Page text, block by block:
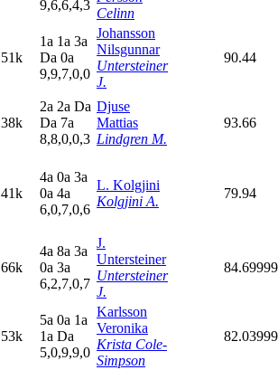
9,6,6,4,3
Celinn
51k
1a 1a 3a
Da 0a
9,9,7,0,0
Johansson
Nilsgunnar
Untersteiner
J.
90.44
38k
2a 2a Da
Da 7a
8,8,0,0,3
Djuse
Mattias
Lindgren M.
93.66
41k
4a 0a 3a
0a 4a
6,0,7,0,6
L. Kolgjini
Kolgjini A.
79.94
66k
4a 8a 3a
0a 3a
6,2,7,0,7
J.
Untersteiner
Untersteiner
J.
53k
5a 0a 1a
1a Da
5,0,9,9,0
Karlsson
Veronika
Krista Cole-
Simpson